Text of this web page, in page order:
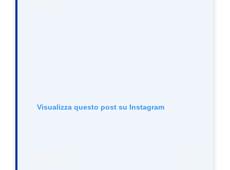
Visualizza questo post su Instagram